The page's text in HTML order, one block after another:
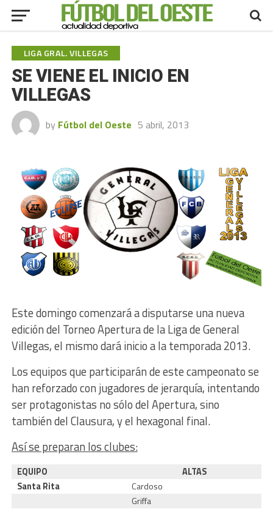
LIGA GRAL. VILLEGAS
SE VIENE EL INICIO EN
VILLEGAS
by Fútbol del Oeste 5 abril, 2013
Este domingo comenzará a disputarse una nueva
edición del Torneo Apertura de la Liga de General
Villegas, el mismo dará inicio a la temporada 2013.
Los equipos que participarán de este campeonato se
han reforzado con jugadores de jerarquía, intentando
ser protagonistas no sólo del Apertura, sino
también del Clausura, y el hexagonal final.
Así se preparan los clubes:
EQUIPO
ALTAS
Santa Rita
Cardoso
Griffa